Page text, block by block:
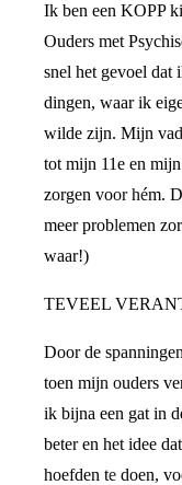
Ik ben een KOPP
Ouders met
snel het gevoel
dingen, waar ik
wilde zijn. Mijn
tot mijn 11e en
zorgen voor hém.
meer problemen
waar!)
TEVEEL
Door de
toen mijn ouders
ik bijna een gat in
beter en het idee
hoefden te doen,